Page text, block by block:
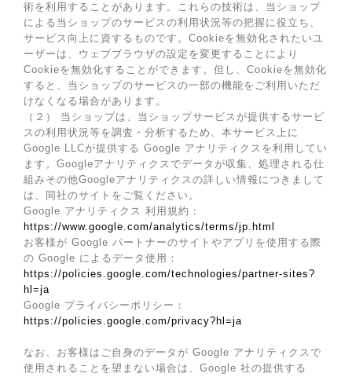
術を利用することがあります。これらの技術は、当ショップ
による当ショップのサービスの利用状況等の把握に役立ち、
サービス向上に資するものです。Cookieを無効化されたいユ
ーザーは、ウェブブラウザの設定を変更することにより
Cookieを無効化することができます。但し、Cookieを無効化
すると、当ショップのサービスの一部の機能をご利用いただ
けなくなる場合があります。
（２） 当ショップは、当ショップサービスが提供するサービ
スの利用状況等を調査・分析するため、本サービス上に
Google LLCが提供する Google アナリティクスを利用してい
ます。Googleアナリティクスでデータが収集、処理される仕
組みその他Googleアナリティクスの詳しい情報につきまして
は、同社のサイトをご覧ください。
Google アナリティクス 利用規約：
https://www.google.com/analytics/terms/jp.html
お客様が Google パートナーのサイトやアプリを使用する際
の Google によるデータ使用：
https://policies.google.com/technologies/partner-sites?
hl=ja
Google プライバシーポリシー：
https://policies.google.com/privacy?hl=ja
なお、お客様はご自身のデータが Google アナリティクスで
使用されることを望まない場合は、Google 社の提供する